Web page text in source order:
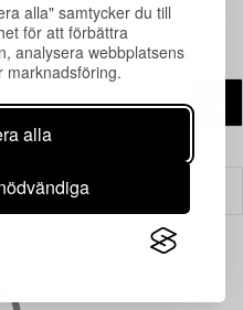
alla" samtycker du till
för att förbättra
analysera webbplatsens
marknadsföring.
alla